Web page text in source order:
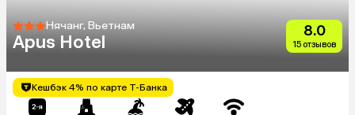
Нячанг, Вьетнам
Apus Hotel
8.0
15 отзывов
Кешбэк 4% по карте Т-Банка